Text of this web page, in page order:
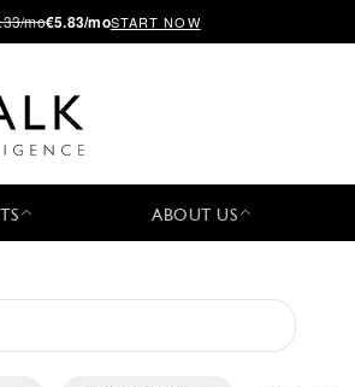
mo€5.83/moSTART NOW
ABOUT US